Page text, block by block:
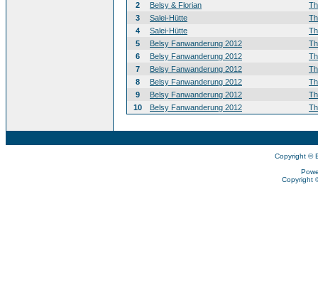
2
Belsy & Florian
3
Salei-Hütte
4
Salei-Hütte
5
Belsy Fanwanderung 2012
6
Belsy Fanwanderung 2012
7
Belsy Fanwanderung 2012
8
Belsy Fanwanderung 2012
9
Belsy Fanwanderung 2012
10
Belsy Fanwanderung 2012
Copyright ©
Copyright